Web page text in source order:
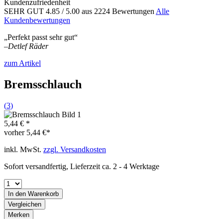
Kundenzufriedenheit
SEHR GUT 4.85 / 5.00 aus 2224 Bewertungen Alle
Kundenbewertungen
„Perfekt passt sehr gut“
–Detlef Räder
zum Artikel
Bremsschlauch
(3)
5,44 € *
vorher 5,44 €*
inkl. MwSt. zzgl. Versandkosten
Sofort versandfertig, Lieferzeit ca. 2 - 4 Werktage
In den Warenkorb
Vergleichen
Merken